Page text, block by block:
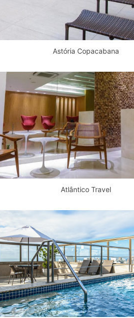
Astória Copacabana
Atlântico Travel